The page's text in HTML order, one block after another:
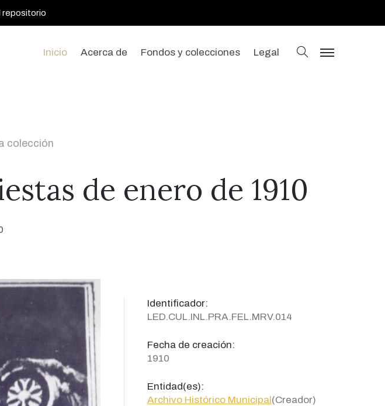
repositorio
Inicio Acerca de Fondos y colecciones Legal buscar
menu
colección
de enero de 1910
Identificador:
LED.CUL.INL.PRA.FEL.MRV.014
Fecha de creación:
1910
Entidad(es):
Archivo Histórico Municipal(Creador)